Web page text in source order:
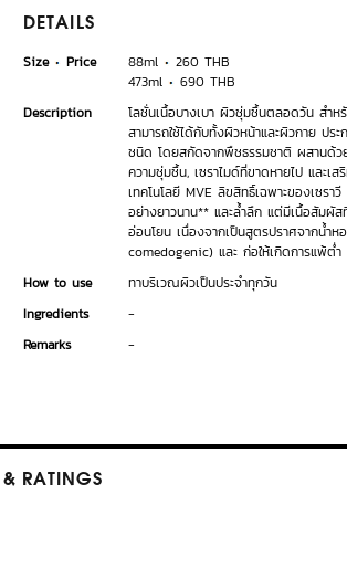
DETAILS
Size Price 88ml
260 THB
473ml
690 THB
Description
โลชั่นเนื้อบางเบา ผิวชุ่มชื้นตลอดวัน สำ
สามารถใช้ได้กับทั้งผิวหน้าและผิวกาย ปร
ชนิด โดยสกัดจากพืชธรรมชาติ ผสานด้ว
ความชุ่มชื้น, เซราไมด์ที่ขาดหายไป และ
เทคโนโลยี MVE ลิขสิทธิ์เฉพาะของเซรา
อย่างยาวนาน** และล้ำลึก แต่มีเนื้อสัมผัส
อ่อนโยน เนื่องจากเป็นสูตรปราศจากน้ำ
comedogenic) และ ก่อให้เกิดการแพ้ต่
How to use
ทาบริเวณผิวเป็นประจำทุกวัน
Ingredients
-
Remarks
-
& RATINGS